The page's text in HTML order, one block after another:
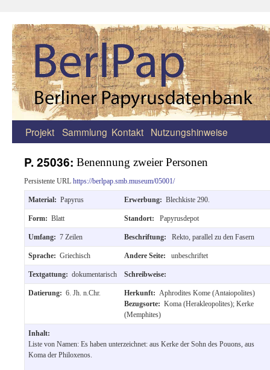
Zum
springen
Projekt Sammlung Kontakt Nutzungshinweise
P. 25036: Benennung zweier Personen
Persistente URL https://berlpap.smb.museum/05001/
Material: Papyrus Erwerbung: Blechkiste 290.
Form: Blatt Standort: Papyrusdepot
Umfang: 7 Zeilen Beschriftung: Rekto, parallel zu den Fasern
Sprache: Griechisch Andere Seite: unbeschriftet
Textgattung: dokumentarisch Schreibweise:
Datierung: 6. Jh. n.Chr. Herkunft: Aphrodites Kome (Antaiopolites)
Bezugsorte: Koma (Herakleopolites); Kerke
(Memphites)
Inhalt:
Liste von Namen: Es haben unterzeichnet: aus Kerke der Sohn des Pouons, aus
Koma der Philoxenos.